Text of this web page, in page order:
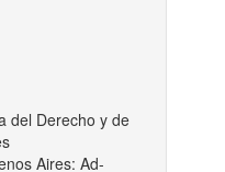
del Derecho y de
Aires: Ad-